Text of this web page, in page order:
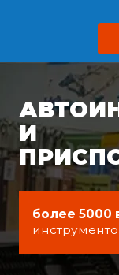
И
более 5000